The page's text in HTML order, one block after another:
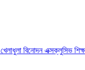
খেলাধুলা বিনোদনএক্সক্লুসিভ